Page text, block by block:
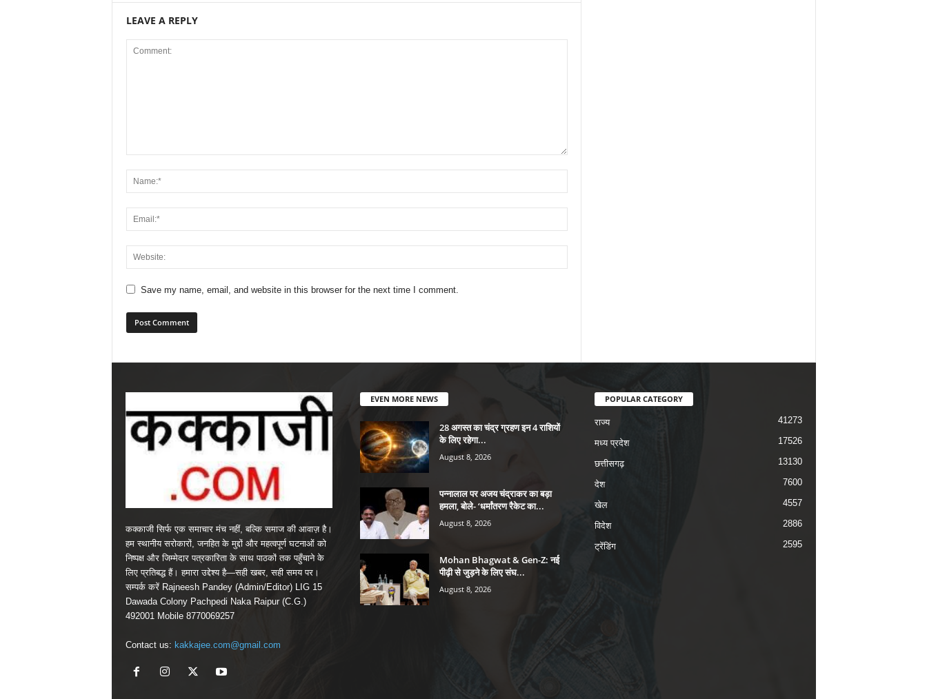
LEAVE A REPLY
Save my name, email, and website in this browser for the next time I comment.
कक्काजी सिर्फ एक समाचार मंच नहीं, बल्कि समाज की आवाज़ है।
हम स्थानीय सरोकारों, जनहित के मुद्दों और महत्वपूर्ण घटनाओं को
निष्पक्ष और जिम्मेदार पत्रकारिता के साथ पाठकों तक पहुँचाने के
लिए प्रतिबद्ध हैं। हमारा उद्देश्य है—सही खबर, सही समय पर।
सम्पर्क करें Rajneesh Pandey (Admin/Editor) LIG 15
Dawada Colony Pachpedi Naka Raipur (C.G.)
492001 Mobile 8770069257
Contact us: kakkajee.com@gmail.com
EVEN MORE NEWS
28 अगस्त का चंद्र ग्रहण इन 4 राशियों
के लिए रहेगा...
August 8, 2026
पन्नालाल पर अजय चंद्राकर का बड़ा
हमला, बोले- ‘धर्मांतरण रैकेट का...
August 8, 2026
Mohan Bhagwat & Gen-Z: नई
पीढ़ी से जुड़ने के लिए संघ...
August 8, 2026
POPULAR CATEGORY
राज्य 41273
मध्य प्रदेश 17526
छत्तीसगढ़ 13130
देश 7600
खेल 4557
विदेश 2886
ट्रेंडिंग 2595